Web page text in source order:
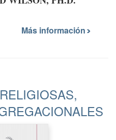
Más información